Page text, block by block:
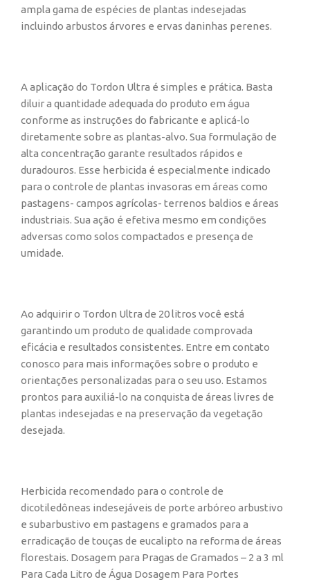
ampla gama de espécies de plantas indesejadas
incluindo arbustos árvores e ervas daninhas perenes.
A aplicação do Tordon Ultra é simples e prática. Basta
diluir a quantidade adequada do produto em água
conforme as instruções do fabricante e aplicá-lo
diretamente sobre as plantas-alvo. Sua formulação de
alta concentração garante resultados rápidos e
duradouros. Esse herbicida é especialmente indicado
para o controle de plantas invasoras em áreas como
pastagens- campos agrícolas- terrenos baldios e áreas
industriais. Sua ação é efetiva mesmo em condições
adversas como solos compactados e presença de
umidade.
Ao adquirir o Tordon Ultra de 20 litros você está
garantindo um produto de qualidade comprovada
eficácia e resultados consistentes. Entre em contato
conosco para mais informações sobre o produto e
orientações personalizadas para o seu uso. Estamos
prontos para auxiliá-lo na conquista de áreas livres de
plantas indesejadas e na preservação da vegetação
desejada.
Herbicida recomendado para o controle de
dicotiledôneas indesejáveis de porte arbóreo arbustivo
e subarbustivo em pastagens e gramados para a
erradicação de touças de eucalipto na reforma de áreas
florestais. Dosagem para Pragas de Gramados – 2 a 3 ml
Para Cada Litro de Água Dosagem Para Portes